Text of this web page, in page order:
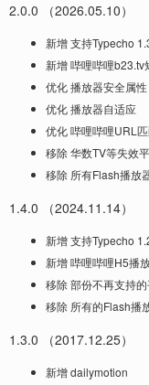
2.0.0 （2026.05.10）
新增 支持Typecho
新增 哔哩哔哩b23.tv
优化 播放器安全属性
优化 播放器自适应
优化 哔哩哔哩URL
移除 华数TV等失效
移除 所有Flash播放
1.4.0 （2024.11.14）
新增 支持Typecho
新增 哔哩哔哩H5播
移除 部份不再支持
移除 所有的Flash播
1.3.0 （2017.12.25）
新增 dailymotion